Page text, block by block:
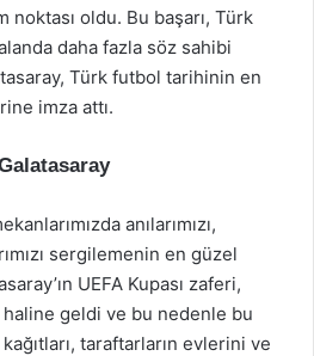
oldu. Bu başarı, Türk
daha fazla söz sahibi
Türk futbol tarihinin en
imza attı.
anılarımızı,
sergilemenin en güzel
UEFA Kupası zaferi,
geldi ve bu nedenle bu
taraftarların evlerini ve